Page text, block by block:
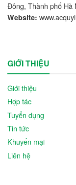
Đông, Thành phố Hà
Website:
GIỚI THIỆU
Giới thiệu
Hợp tác
Tuyển dụng
Tin tức
Khuyến mại
Liên hệ